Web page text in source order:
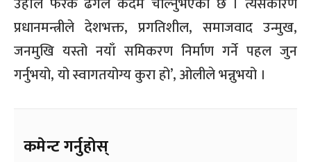
प्रधानमन्त्रीले देशभक्त, प्रगतिशील, समाजवाद उन्मुख,
जनमुखि यस्तो नयाँ समिकरण निर्माण गर्ने पहल जुन
गर्नुभयो, यो स्वागतयोग्य कुरा हो’, ओलीले भन्नुभयो ।
कमेन्ट गर्नुहोस्